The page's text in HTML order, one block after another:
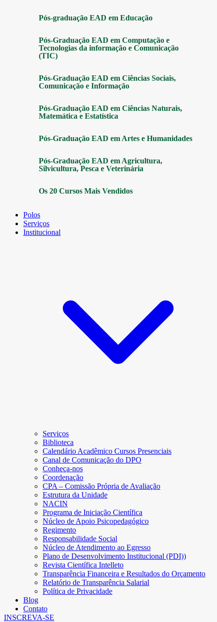
Pós-graduação EAD em Educação
Pós-Graduação EAD em Computação e
Tecnologias da informação e Comunicação
(TIC)
Pós-Graduação EAD em Ciências Sociais,
Comunicação e Informação
Pós-Graduação EAD em Ciências Naturais,
Matemática e Estatística
Pós-Graduação EAD em Artes e Humanidades
Pós-Graduação EAD em Agricultura,
Silvicultura, Pesca e Veterinária
Os 20 Cursos Mais Vendidos
Polos
Serviços
Institucional
Serviços
Biblioteca
Calendário Acadêmico Cursos Presenciais
Canal de Comunicação do DPO
Conheça-nos
Coordenação
CPA – Comissão Própria de Avaliação
Estrutura da Unidade
NACIN
Programa de Iniciação Científica
Núcleo de Apoio Psicopedagógico
Regimento
Responsabilidade Social
Núcleo de Atendimento ao Egresso
Plano de Desenvolvimento Institucional (PDI))
Revista Científica Intelleto
Transparência Financeira e Resultados do Orçamento
Relatório de Transparência Salarial
Política de Privacidade
Blog
Contato
INSCREVA-SE